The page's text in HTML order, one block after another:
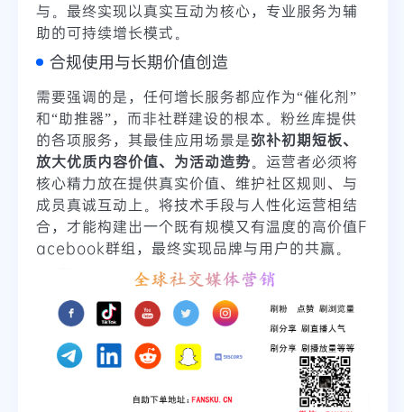
与。最终实现以真实互动为核心，专业服务为辅
助的可持续增长模式。
合规使用与长期价值创造
需要强调的是，任何增长服务都应作为“催化剂”
和“助推器”，而非社群建设的根本。粉丝库提供
的各项服务，其最佳应用场景是弥补初期短板、
放大优质内容价值、为活动造势。运营者必须将
核心精力放在提供真实价值、维护社区规则、与
成员真诚互动上。将技术手段与人性化运营相结
合，才能构建出一个既有规模又有温度的高价值F
acebook群组，最终实现品牌与用户的共赢。